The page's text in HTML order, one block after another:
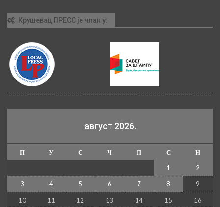
Крушевац ПРЕСС је члан у:
август 2026.
П У С Ч П С
Н
1
2
3 4 5 6 7 8 9
10 11 12 13 14 15 16